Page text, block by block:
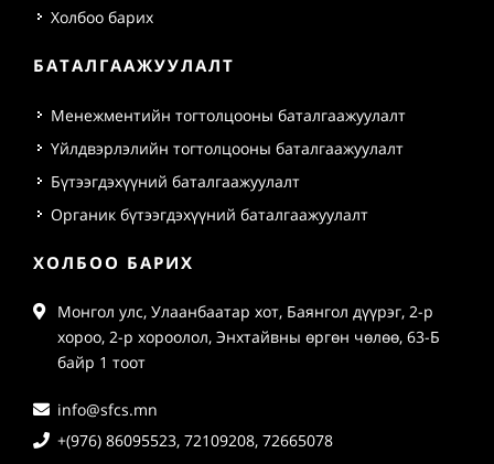
Холбоо барих
БАТАЛГААЖУУЛАЛТ
Менежментийн тогтолцооны баталгаажуулалт
Үйлдвэрлэлийн тогтолцооны баталгаажуулалт
Бүтээгдэхүүний баталгаажуулалт
Органик бүтээгдэхүүний баталгаажуулалт
ХОЛБОО БАРИХ
Монгол улс, Улаанбаатар хот, Баянгол дүүрэг, 2-р
хороо, 2-р хороолол, Энхтайвны өргөн чөлөө, 63-Б
байр 1 тоот
info@sfcs.mn
+(976) 86095523, 72109208, 72665078